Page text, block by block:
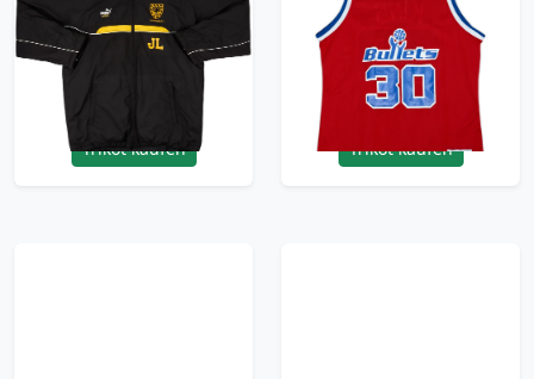
Staff Issue Puma King
Hooded Bench Coat JL
179.99£ · ca. €212
Trikot kaufen
Bullets King #30
Champion Away
Jersey - 9/10 - (L)
179.99£ · ca. €212
Trikot kaufen